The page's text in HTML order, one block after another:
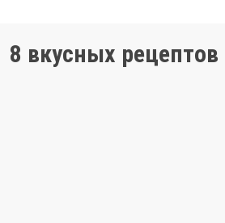
8 вкусных